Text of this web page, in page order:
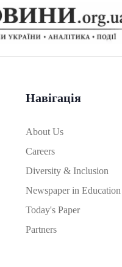
Навігація
About Us
Careers
Diversity & Inclusion
Newspaper in Education
Today's Paper
Partners